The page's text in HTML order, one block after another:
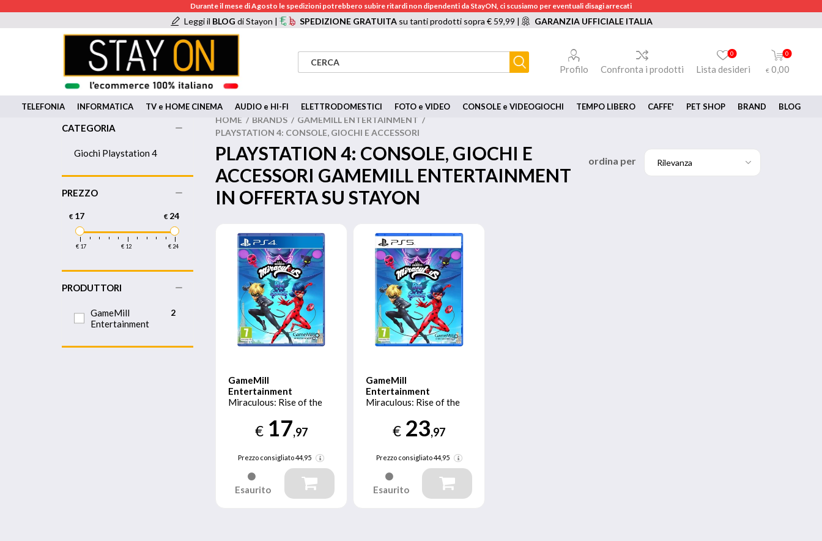
Durante il mese di Agosto le spedizioni potrebbero subire ritardi non dipendenti da StayON, ci scusiamo per eventuali disagi arrecati
Leggi il BLOGdi Stayon | SPEDIZIONE GRATUITAsu tanti prodotti sopra € 59,99 | GARANZIA UFFICIALE ITALIA
Profilo Confronta i prodotti Lista desideri
0 0
€ 0,00
TELEFONIA INFORMATICA TV e HOME CINEMA AUDIO e HI-FI ELETTRODOMESTICI FOTO e VIDEO CONSOLE e VIDEOGIOCHI TEMPO LIBERO CAFFE' PET SHOP BRAND BLOG
HOME / BRANDS / GAMEMILL ENTERTAINMENT /
PLAYSTATION 4: CONSOLE, GIOCHI E ACCESSORI
PLAYSTATION 4: CONSOLE, GIOCHI E
ACCESSORI GAMEMILL ENTERTAINMENT
IN OFFERTA SU STAYON
ordina per
GameMill
Entertainment
Miraculous: Rise of the
PlayStation 4
€ 17,97
Prezzo consigliato44,95
Esaurito
GameMill
Entertainment
Miraculous: Rise of the
PlayStation 5
€ 23,97
Prezzo consigliato44,95
Esaurito
CATEGORIA
Giochi Playstation 4
PREZZO
€ 17 € 12 € 24
€17 €24
PRODUTTORI
GameMill
Entertainment
2